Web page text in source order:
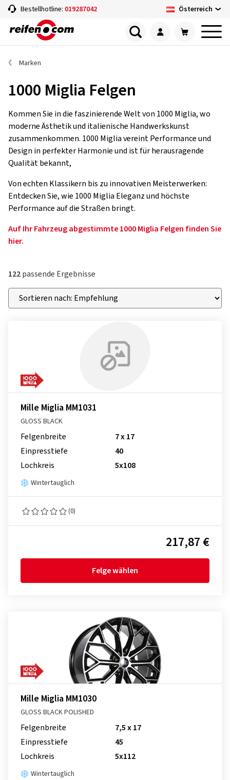
Bestellhotline: 019287042 Österreich
Marken
1000 Miglia Felgen
Kommen Sie in die faszinierende Welt von 1000 Miglia, wo
moderne Ästhetik und italienische Handwerkskunst
zusammenkommen. 1000 Miglia vereint Performance und
Design in perfekter Harmonie und ist für herausragende
Qualität bekannt,
Von echten Klassikern bis zu innovativen Meisterwerken:
Entdecken Sie, wie 1000 Miglia Eleganz und höchste
Performance auf die Straßen bringt.
Auf Ihr Fahrzeug abgestimmte 1000 Miglia Felgen finden Sie
hier.
122passende Ergebnisse
Mille Miglia MM1031
GLOSS BLACK
Felgenbreite
7 x 17
Einpresstiefe
40
Lochkreis
5x108
Wintertauglich
(0)
217,87 €
Felge wählen
Mille Miglia MM1030
GLOSS BLACK POLISHED
Felgenbreite
7,5 x 17
Einpresstiefe
45
Lochkreis
5x112
Wintertauglich